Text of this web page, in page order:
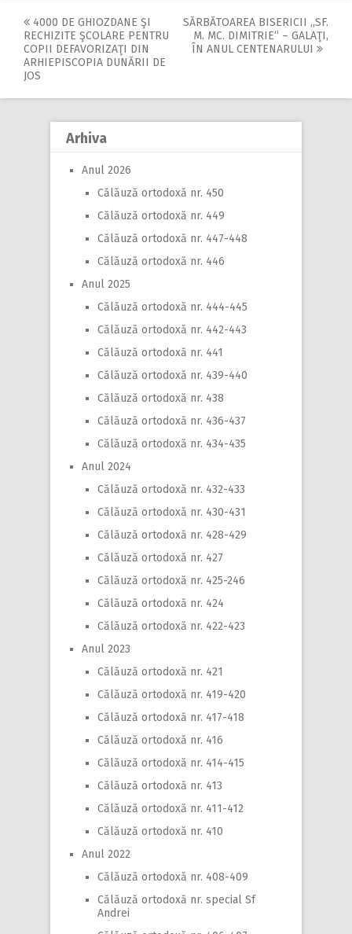
Post
navigation
4000 DE GHIOZDANE ŞI
RECHIZITE ŞCOLARE PENTRU
COPII DEFAVORIZAŢI DIN
ARHIEPISCOPIA DUNĂRII DE
JOS
SĂRBĂTOAREA BISERICII „SF.
M. MC. DIMITRIE“ – GALAŢI,
ÎN ANUL CENTENARULUI
Arhiva
Anul 2026
Călăuză ortodoxă nr. 450
Călăuză ortodoxă nr. 449
Călăuză ortodoxă nr. 447-448
Călăuză ortodoxă nr. 446
Anul 2025
Călăuză ortodoxă nr. 444-445
Călăuză ortodoxă nr. 442-443
Călăuză ortodoxă nr. 441
Călăuză ortodoxă nr. 439-440
Călăuză ortodoxă nr. 438
Călăuză ortodoxă nr. 436-437
Călăuză ortodoxă nr. 434-435
Anul 2024
Călăuză ortodoxă nr. 432-433
Călăuză ortodoxă nr. 430-431
Călăuză ortodoxă nr. 428-429
Călăuză ortodoxă nr. 427
Călăuză ortodoxă nr. 425-246
Călăuză ortodoxă nr. 424
Călăuză ortodoxă nr. 422-423
Anul 2023
Călăuză ortodoxă nr. 421
Călăuză ortodoxă nr. 419-420
Călăuză ortodoxă nr. 417-418
Călăuză ortodoxă nr. 416
Călăuză ortodoxă nr. 414-415
Călăuză ortodoxă nr. 413
Călăuză ortodoxă nr. 411-412
Călăuză ortodoxă nr. 410
Anul 2022
Călăuză ortodoxă nr. 408-409
Călăuză ortodoxă nr. special Sf
Andrei